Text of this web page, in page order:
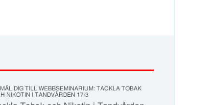
DIG TILL WEBBSEMINARIUM: TACKLA TOBAK
NIKOTIN I TANDVÅRDEN 17/3